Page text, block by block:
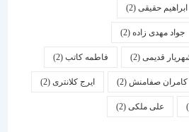
حقیقی(2)
زاده(2)
(2) فاطمه کاتب(2)
صفامنش(2) ایرج کلانتری (2)
ملکی(2)